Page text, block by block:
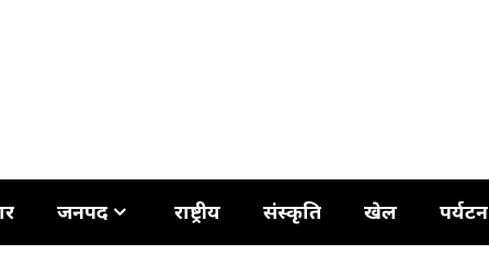
जनपद राष्ट्रीय संस्कृति खेल पर्यटन